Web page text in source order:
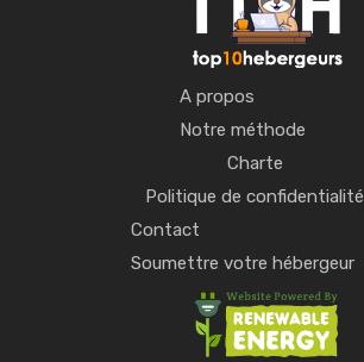
A propos
Notre méthode
Charte
Politique de confidentialité
Contact
Soumettre votre hébergeur